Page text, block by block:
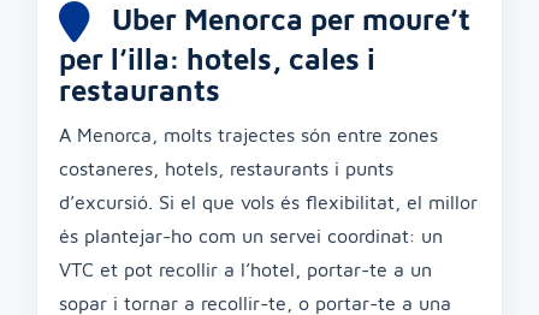
Uber Menorca per moure’t
per l’illa: hotels, cales i
restaurants
A Menorca, molts trajectes són entre zones
costaneres, hotels, restaurants i punts
d’excursió. Si el que vols és flexibilitat, el millor
és plantejar-ho com un servei coordinat: un
VTC et pot recollir a l’hotel, portar-te a un
sopar i tornar a recollir-te, o portar-te a una